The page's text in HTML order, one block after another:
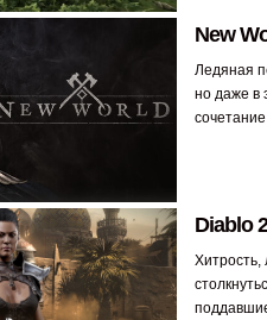
New
Ледяная
но даже в
Diablo
Хитрость,